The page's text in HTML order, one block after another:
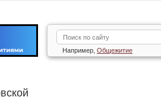
Например, Общежитие